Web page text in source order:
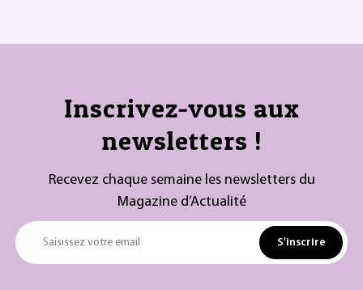
Inscrivez-vous aux
newsletters !
Recevez chaque semaine les newsletters du
Magazine d’Actualité
Saisissez votre email S'inscrire